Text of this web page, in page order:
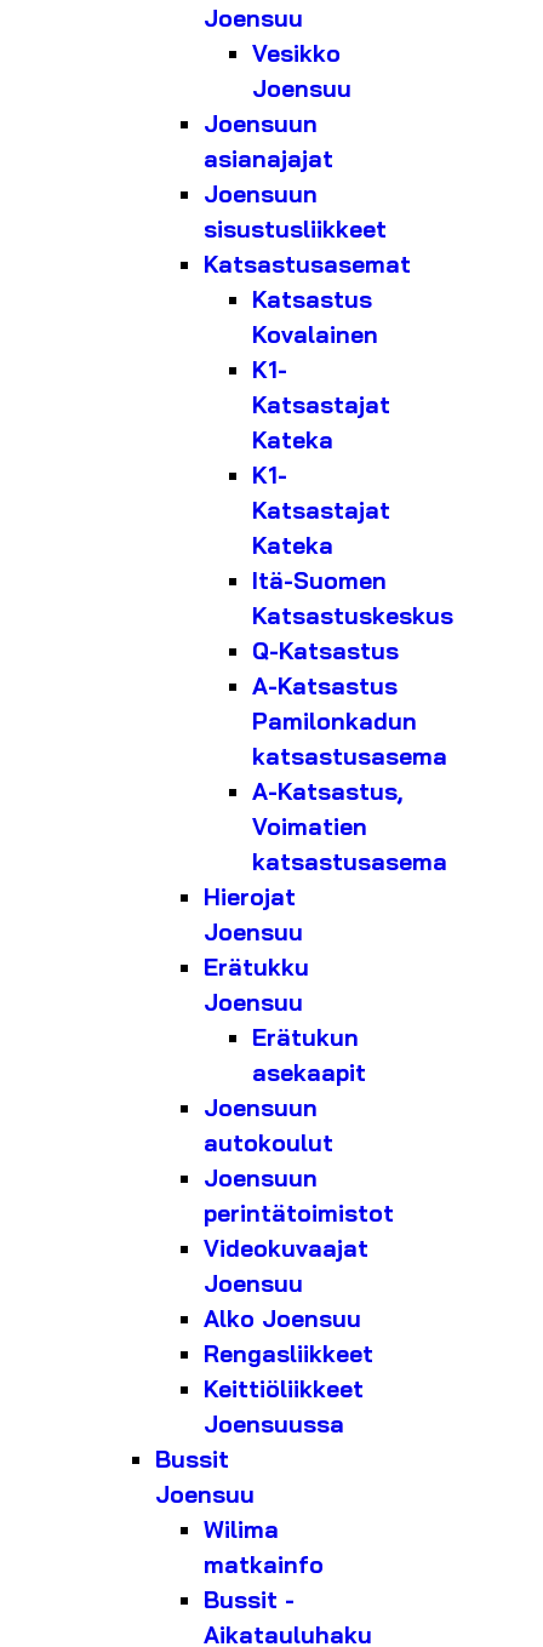
Joensuu
Vesikko
Joensuu
Joensuun
asianajajat
Joensuun
sisustusliikkeet
Katsastusasemat
Katsastus
Kovalainen
K1-
Katsastajat
Kateka
K1-
Katsastajat
Kateka
Itä-Suomen
Katsastuskeskus
Q-Katsastus
A-Katsastus
Pamilonkadun
katsastusasema
A-Katsastus,
Voimatien
katsastusasema
Hierojat
Joensuu
Erätukku
Joensuu
Erätukun
asekaapit
Joensuun
autokoulut
Joensuun
perintätoimistot
Videokuvaajat
Joensuu
Alko Joensuu
Rengasliikkeet
Keittiöliikkeet
Joensuussa
Bussit
Joensuu
Wilima
matkainfo
Bussit -
Aikatauluhaku